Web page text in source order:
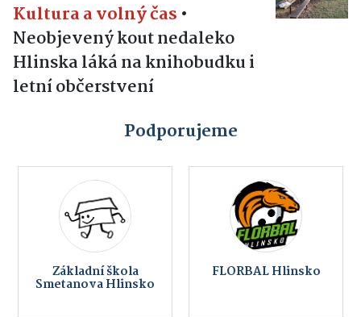
Kultura a volný čas •
Neobjevený kout nedaleko
Hlinska láká na knihobudku i
letní občerstvení
Podporujeme
Základní škola
Smetanova Hlinsko
FLORBAL Hlinsko